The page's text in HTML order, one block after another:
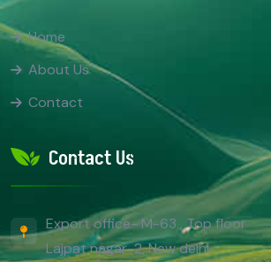
Home
About Us
Contact
Contact Us
Export office- M-63 , Top floor
Lajpat nagar-2, New delhi